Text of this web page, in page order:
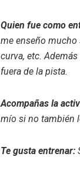
Quien fue como
me enseño mucho
curva, etc.
fuera de la pista.
Acompañas la
mío si no también
Te gusta entrenar: